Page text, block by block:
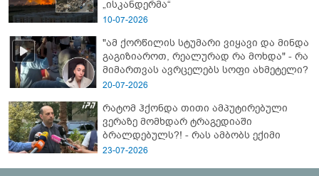
„ისკანდერმა“
10-07-2026
"ამ ქორწილის სტუმარი ვიყავი და მინდა
გაგიზიაროთ, რეალურად რა მოხდა" - რა
მიმართვას ავრცელებს სოფი ახმეტელი?
20-07-2026
რატომ ჰქონდა თითი ამპუტირებული
ვერაზე მომხდარ ტრაგედიაში
ბრალდებულს?! - რას ამბობს ექიმი
23-07-2026